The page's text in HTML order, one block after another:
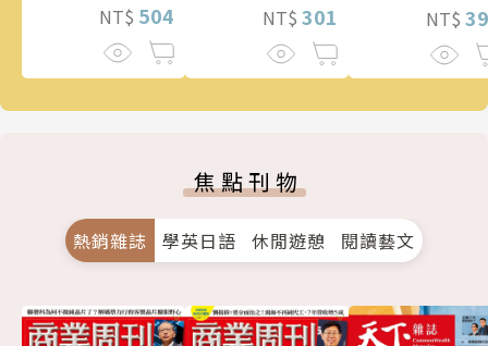
NT$ 504 NT$ 301 NT$
焦點刊物
熱銷雜誌 學英日語 休閒遊憩 閱讀藝文